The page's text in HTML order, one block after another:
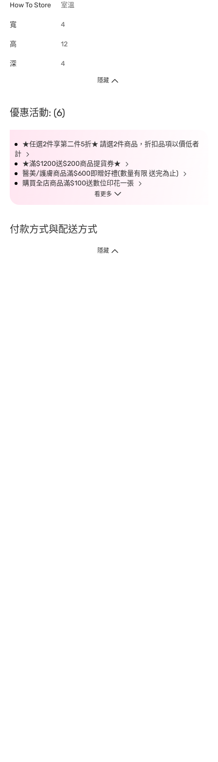
How To Store 室溫
寬 4
高 12
深 4
隱藏
優惠活動: (6)
★任選2件享第二件5折★ 請選2件商品，折扣品項以價低者
計
★滿$1200送$200商品提貨券★
醫美/護膚商品滿$600即贈好禮(數量有限 送完為止)
購買全店商品滿$100送數位印花一張
看更多
付款方式與配送方式
隱藏